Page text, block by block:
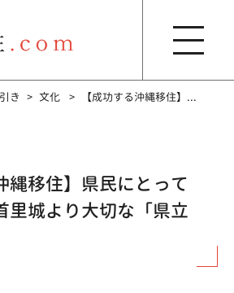
き 文化 【成功する沖縄移住】...
縄移住】県民にとって
里城より大切な「県立